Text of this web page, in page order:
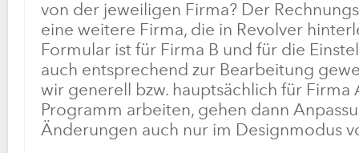
von der jeweiligen Firma? Der
eine weitere Firma, die in Revolver
Formular ist für Firma B und für die
auch entsprechend zur Bearbeitung
wir generell bzw. hauptsächlich für Firma
Programm arbeiten, gehen dann
Änderungen auch nur im Designmodus